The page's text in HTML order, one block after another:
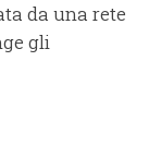
da una rete
gli